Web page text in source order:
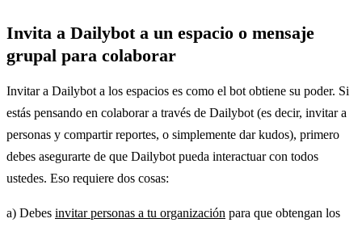
Invita a Dailybot a un espacio o mensaje
grupal para colaborar
Invitar a Dailybot a los espacios es como el bot obtiene su poder. Si
estás pensando en colaborar a través de Dailybot (es decir, invitar a
personas y compartir reportes, o simplemente dar kudos), primero
debes asegurarte de que Dailybot pueda interactuar con todos
ustedes. Eso requiere dos cosas:
a) Debes invitar personas a tu organización para que obtengan los